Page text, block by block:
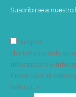
Suscribirse a
Acepto
electrónico solo se
informativo e
Puede usar el
boletín. >